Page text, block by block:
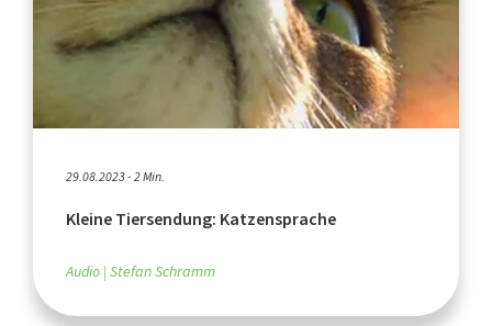
29.08.2023 - 2 Min.
Kleine Tiersendung: Katzensprache
Audio Stefan Schramm